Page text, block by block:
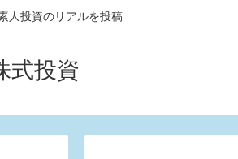
人投資のリアルを投稿
式投資